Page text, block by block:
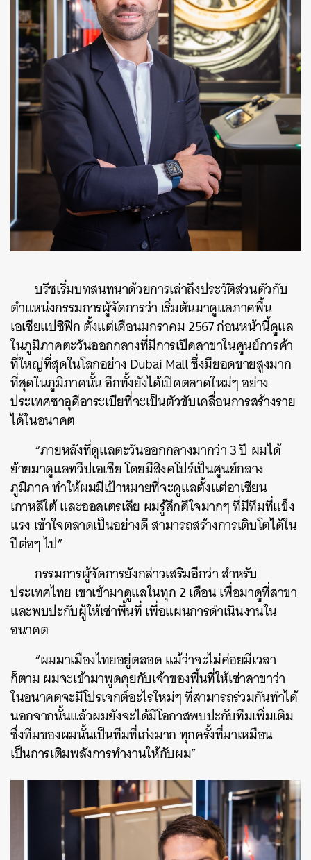
บรีซเริ่มบทสนทนาด้วยการเล่าถึงประวัติส่วนตัวกับ
ตำแหน่งกรรมการผู้จัดการว่า เริ่มต้นมาดูแลภาคพื้น
เอเชียแปซิฟิก ตั้งแต่เดือนมกราคม 2567 ก่อนหน้านี้ดูแล
ในภูมิภาคตะวันออกกลางที่มีการเปิดสาขาในศูนย์การค้า
ที่ใหญ่ที่สุดในโลกอย่าง Dubai Mall ซึ่งมียอดขายสูงมาก
ที่สุดในภูมิภาคนั้น อีกทั้งยังได้เปิดตลาดใหม่ๆ อย่าง
ประเทศซาอุดีอาระเบียที่จะเป็นตัวขับเคลื่อนการสร้างราย
ได้ในอนาคต
“ภายหลังที่ดูแลตะวันออกกลางมากว่า 3 ปี ผมได้
ย้ายมาดูแลทวีปเอเชีย โดยมีสิงคโปร์เป็นศูนย์กลาง
ภูมิภาค ทำให้ผมมีเป้าหมายที่จะดูแลตั้งแต่อาเซียน
เกาหลีใต้ และออสเตรเลีย ผมรู้สึกดีใจมากๆ ที่มีทีมที่แข็ง
แรง เข้าใจตลาดเป็นอย่างดี สามารถสร้างการเติบโตได้ใน
ปีต่อๆ ไป”
กรรมการผู้จัดการยังกล่าวเสริมอีกว่า สำหรับ
ประเทศไทย เขาเข้ามาดูแลในทุก 2 เดือน เพื่อมาดูที่สาขา
และพบปะกับผู้ให้เช่าพื้นที่ เพื่อแผนการดำเนินงานใน
อนาคต
“ผมมาเมืองไทยอยู่ตลอด แม้ว่าจะไม่ค่อยมีเวลา
ก็ตาม ผมจะเข้ามาพูดคุยกับเจ้าของพื้นที่ให้เช่าสาขาว่า
ในอนาคตจะมีโปรเจกต์อะไรใหม่ๆ ที่สามารถร่วมกันทำได้
นอกจากนั้นแล้วผมยังจะได้มีโอกาสพบปะกับทีมเพิ่มเติม
ซึ่งทีมของผมนั้นเป็นทีมที่เก่งมาก ทุกครั้งที่มาเหมือน
เป็นการเติมพลังการทำงานให้กับผม”